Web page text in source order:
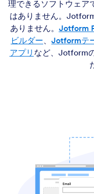
理できるソフトウェア
はありません。
ありません。 Jotform
ビルダー
Jotformテ
アプリ など、Jotform